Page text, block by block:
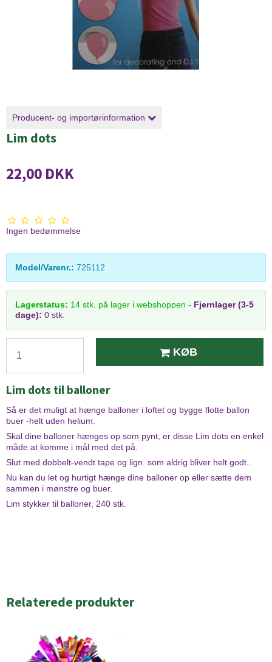
Producent- og importørinformation
Lim dots
22,00 DKK
Ingen bedømmelse
Model/Varenr.: 725112
Lagerstatus: 14 stk. på lager i webshoppen - Fjernlager (3-5
dage): 0 stk.
KØB
Lim dots til balloner
Så er det muligt at hænge balloner i loftet og bygge flotte ballon
buer -helt uden helium.
Skal dine balloner hænges op som pynt, er disse Lim dots en enkel
måde at komme i mål med det på.
Slut med dobbelt-vendt tape og lign. som aldrig bliver helt godt..
Nu kan du let og hurtigt hænge dine balloner op eller sætte dem
sammen i mønstre og buer.
Lim stykker til balloner, 240 stk.
Relaterede produkter